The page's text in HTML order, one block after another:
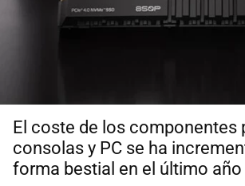
El coste de los componentes
consolas y PC se ha
forma bestial en el último año